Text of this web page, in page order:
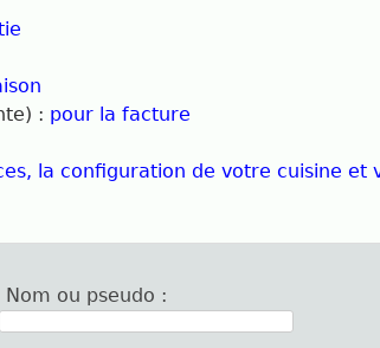
: pour la facture
la configuration de votre cuisine et
Nom ou pseudo :